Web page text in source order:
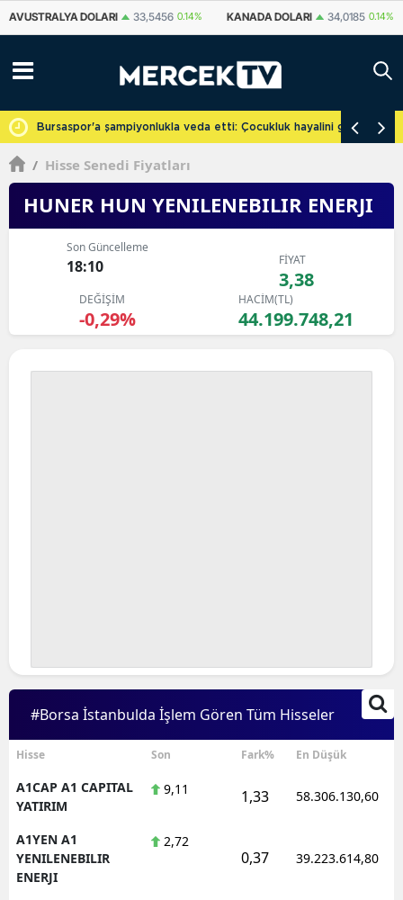
KANADA DOLARI 34,0185 0.14% İSVIÇRE FRANKI 58,7432 0.25%
Bursaspor'a şampiyonlukla veda etti: Çocukluk hayalini
/ Hisse Senedi Fiyatları
HUNER HUN YENILENEBILIR ENERJI
Son Güncelleme
18:10 FİYAT
3,38
DEĞİŞİM
-0,29%
HACİM(TL)
44.199.748,21
#Borsa İstanbulda İşlem Gören Tüm Hisseler
Hisse Son Fark% En Düşük
A1CAP A1 CAPITAL
YATIRIM
9,11 1,33 58.306.130,60
A1YEN A1
YENILENEBILIR
ENERJI
2,72
0,37 39.223.614,80